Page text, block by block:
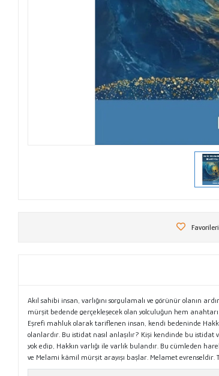
Akıl sahibi insan, varlığını sorgulamalı ve görünür olanın
mürşit bedende gerçekleşecek olan yolculuğun hem
Eşrefi mahluk olarak tariflenen insan, kendi bedeninde
olanlardır. Bu istidat nasıl anlaşılır? Kişi kendinde bu
yok edip, Hakkın varlığı ile varlık bulandır. Bu cümleden
ve Melami kâmil mürşit arayışı başlar. Melamet